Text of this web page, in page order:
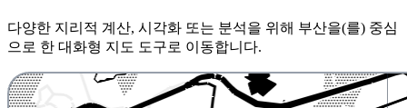
다양한 지리적 계산, 시각화 또는 분석을 위해 부산을(를) 중심
으로 한 대화형 지도 도구로 이동합니다.